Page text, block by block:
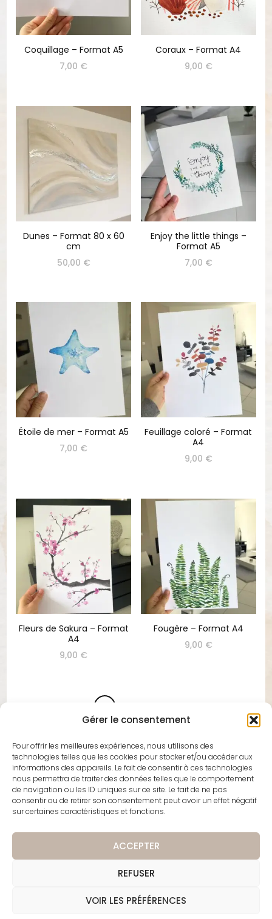
Gérer le consentement
Pour offrir les meilleures expériences, nous utilisons des
technologies telles que les cookies pour stocker et/ou accéder aux
informations des appareils. Le fait de consentir à ces technologies
nous permettra de traiter des données telles que le comportement
de navigation ou les ID uniques sur ce site. Le fait de ne pas
consentir ou de retirer son consentement peut avoir un effet négatif
sur certaines caractéristiques et fonctions.
ACCEPTER
REFUSER
VOIR LES PRÉFÉRENCES
Coquillage – Format A5
7,00 €
Coraux – Format A4
9,00 €
Dunes – Format 80 x 60
cm
50,00 €
Enjoy the little things –
Format A5
7,00 €
Étoile de mer – Format A5
7,00 €
Feuillage coloré – Format
A4
9,00 €
Fleurs de Sakura – Format
A4
9,00 €
Fougère – Format A4
9,00 €
Techniques et Matériel pour Aquarelle
Pour commencer à peindre à l'aquarelle, il vous faut
quelques éléments essentiels : des pinceaux de
qualité, du papier épais spécialement conçu pour
techniques varient, de l'application mouillé sur mouillé
pour des effets flous et diffus, au mouillé sur sec pour
des contours plus nets. Les artistes expérimentent
souvent avec le sel, l'alcool ou même la pellicule
savoir plus